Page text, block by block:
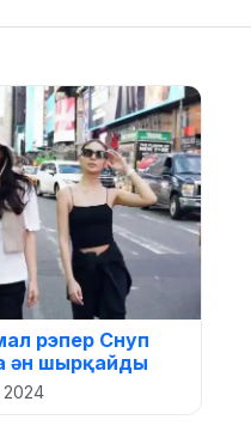
рэпер Снуп
ән шырқайды